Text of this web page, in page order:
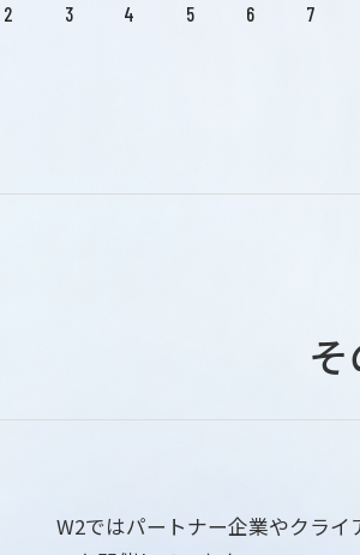
2 3 4 5 6 7
W2ではパートナー企業やクラ